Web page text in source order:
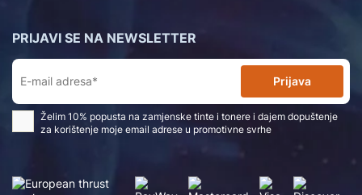
PRIJAVI SE NA NEWSLETTER
Prijava
Želim 10% popusta na zamjenske tinte i tonere i dajem dopuštenje
za korištenje moje email adrese u promotivne svrhe